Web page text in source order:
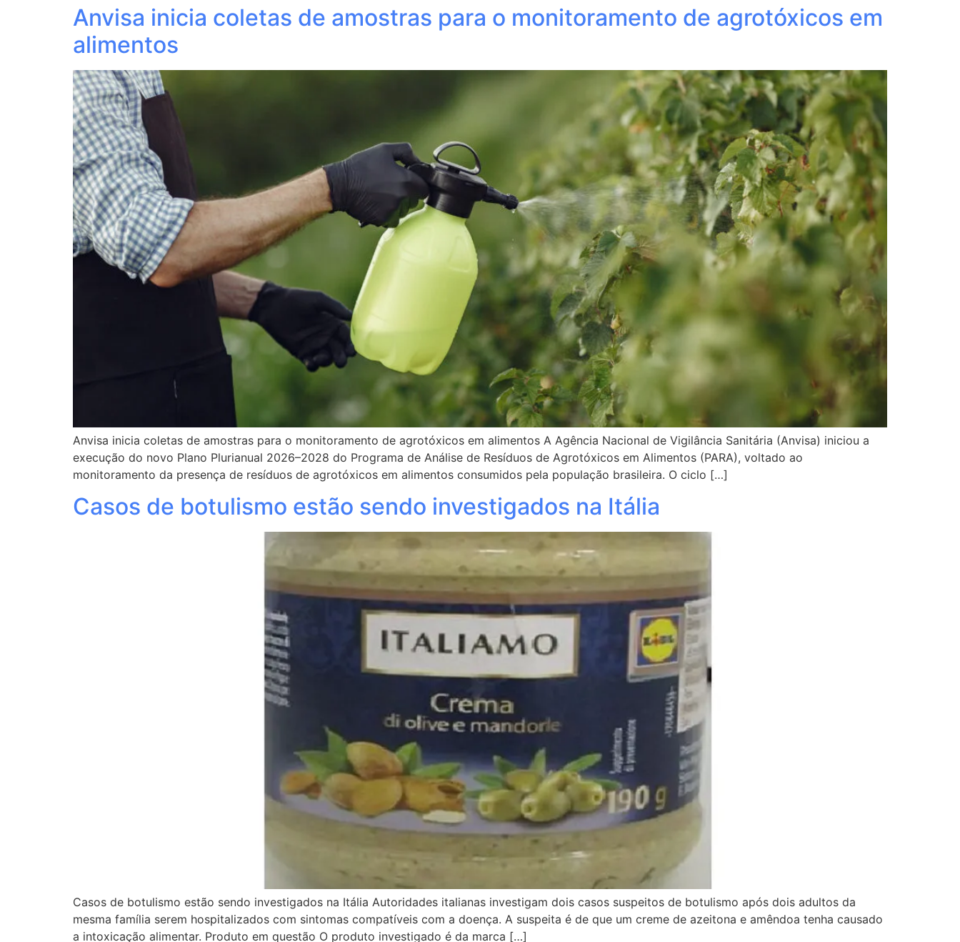
Anvisa inicia coletas de amostras para o monitoramento de agrotóxicos em
alimentos
Anvisa inicia coletas de amostras para o monitoramento de agrotóxicos em alimentos A Agência Nacional de Vigilância Sanitária (Anvisa) iniciou a
execução do novo Plano Plurianual 2026–2028 do Programa de Análise de Resíduos de Agrotóxicos em Alimentos (PARA), voltado ao
monitoramento da presença de resíduos de agrotóxicos em alimentos consumidos pela população brasileira. O ciclo […]
Casos de botulismo estão sendo investigados na Itália
Casos de botulismo estão sendo investigados na Itália Autoridades italianas investigam dois casos suspeitos de botulismo após dois adultos da
mesma família serem hospitalizados com sintomas compatíveis com a doença. A suspeita é de que um creme de azeitona e amêndoa tenha causado
a intoxicação alimentar. Produto em questão O produto investigado é da marca […]